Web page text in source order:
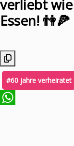
verliebt
Essen! 👫🍕
#60 jahre verheiratet